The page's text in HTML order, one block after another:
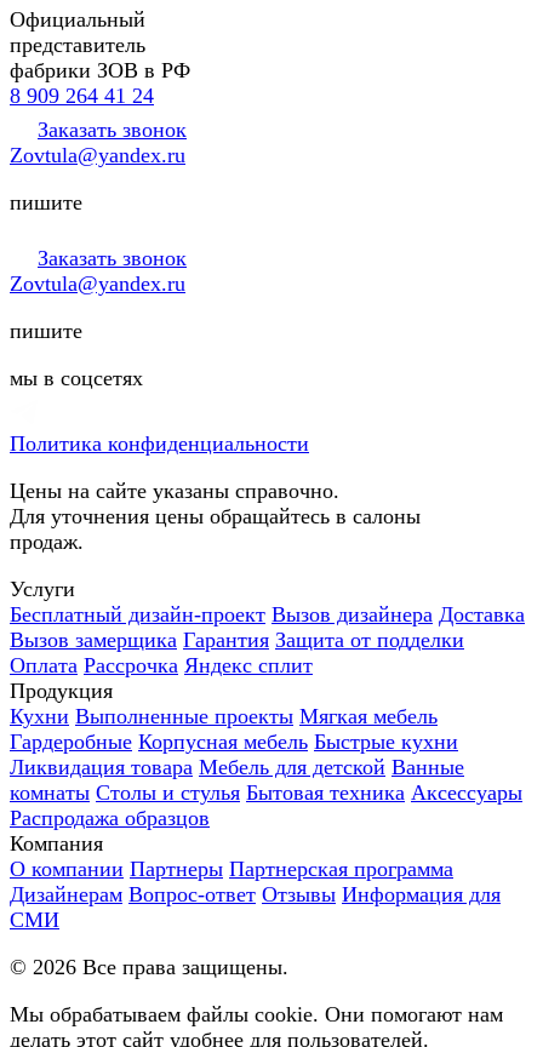
Официальный
представитель
фабрики ЗОВ в РФ
8 909 264 41 24
Заказать звонок
Zovtula@yandex.ru
пишите
Заказать звонок
Zovtula@yandex.ru
пишите
мы в соцсетях
Политика конфиденциальности
Цены на сайте указаны справочно.
Для уточнения цены обращайтесь в салоны
продаж.
Услуги
Бесплатный дизайн-проект Вызов дизайнера Доставка
Вызов замерщика Гарантия Защита от подделки
Оплата Рассрочка Яндекс сплит
Продукция
Кухни Выполненные проекты Мягкая мебель
Гардеробные Корпусная мебель Быстрые кухни
Ликвидация товара Мебель для детской Ванные
комнаты Столы и стулья Бытовая техника Аксессуары
Распродажа образцов
Компания
О компании Партнеры Партнерская программа
Дизайнерам Вопрос-ответ Отзывы Информация для
СМИ
© 2026 Все права защищены.
Мы обрабатываем файлы cookie. Они помогают нам
делать этот сайт удобнее для пользователей.